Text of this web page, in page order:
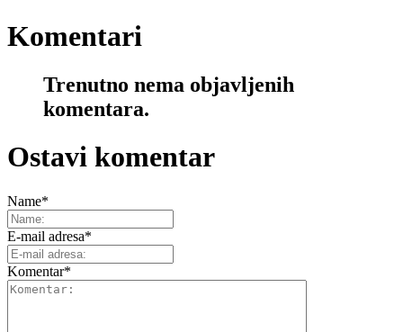
Komentari
Trenutno nema objavljenih
komentara.
Ostavi komentar
Name*
E-mail adresa*
Komentar*